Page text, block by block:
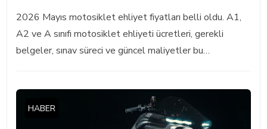
2026 Mayıs motosiklet ehliyet fiyatları belli oldu. A1,
A2 ve A sınıfı motosiklet ehliyeti ücretleri, gerekli
belgeler, sınav süreci ve güncel maliyetler bu…
HABER